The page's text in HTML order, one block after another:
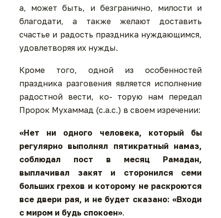
а, может быть, и безгранично, милости и
благодати, а также желают доставить
счастье и радость праздника нуждающимся,
удовлетворяя их нужды.
Кроме того, одной из особенностей
праздника разговения является исполнение
радостной вести, ко- торую нам передал
Пророк Мухаммад (с.а.с.) в своем изречении:
«Нет ни одного человека, который бы
регулярно выполнял пятикратный намаз,
соблюдал пост в месяц Рамадан,
выплачивал закят и сторонился семи
больших грехов и которому не раскроются
все двери рая, и не будет сказано: «Входи
с миром и будь спокоен».